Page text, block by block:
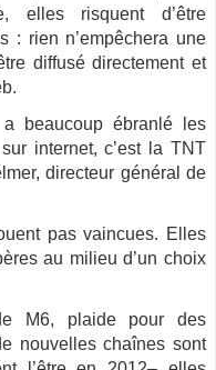
elles risquent d’être
: rien n’empêchera une
diffusé directement et
beaucoup ébranlé les
internet, c’est la TNT
directeur général de
pas vaincues. Elles
au milieu d’un choix
M6, plaide pour des
nouvelles chaînes sont